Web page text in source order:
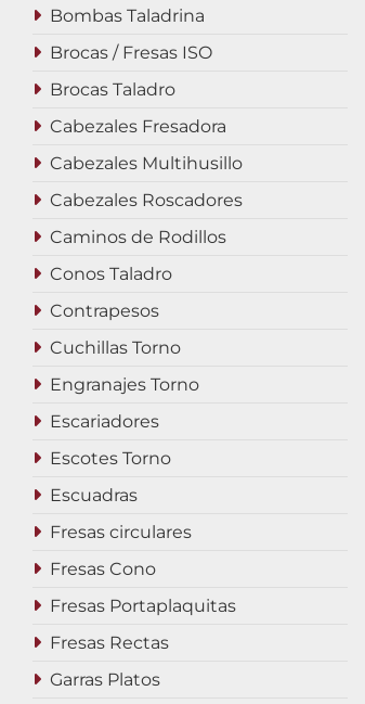
Bombas Taladrina
Brocas / Fresas ISO
Brocas Taladro
Cabezales Fresadora
Cabezales Multihusillo
Cabezales Roscadores
Caminos de Rodillos
Conos Taladro
Contrapesos
Cuchillas Torno
Engranajes Torno
Escariadores
Escotes Torno
Escuadras
Fresas circulares
Fresas Cono
Fresas Portaplaquitas
Fresas Rectas
Garras Platos